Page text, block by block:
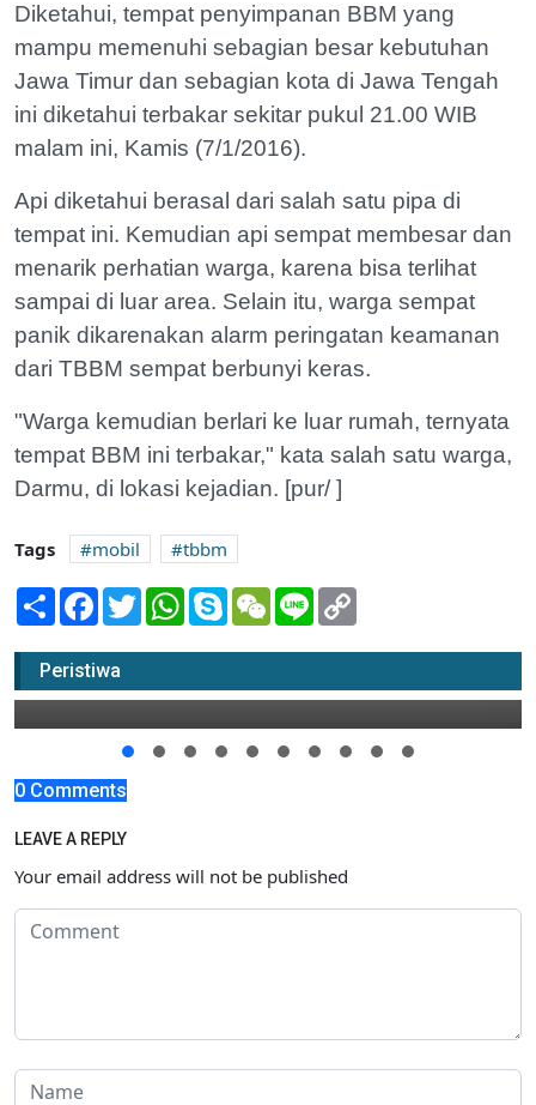
Diketahui, tempat penyimpanan BBM yang
mampu memenuhi sebagian besar kebutuhan
Jawa Timur dan sebagian kota di Jawa Tengah
ini diketahui terbakar sekitar pukul 21.00 WIB
malam ini, Kamis (7/1/2016).
Api diketahui berasal dari salah satu pipa di
tempat ini. Kemudian api sempat membesar dan
menarik perhatian warga, karena bisa terlihat
sampai di luar area. Selain itu, warga sempat
panik dikarenakan alarm peringatan keamanan
dari TBBM sempat berbunyi keras.
"Warga kemudian berlari ke luar rumah, ternyata
tempat BBM ini terbakar," kata salah satu warga,
Darmu, di lokasi kejadian. [pur/ ]
Tags mobil
tbbm
Share Facebook
TwitterWhatsApp
SkypeWeChatLine
Peristiwa
Di Tuban, Tercatat Ada 74 TKA
08 Januari 2016 00:00
0 Comments
LEAVE A REPLY
Your email address will not be published